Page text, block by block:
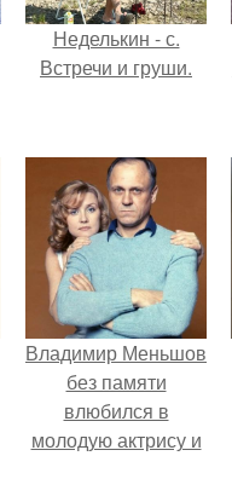
Неделькин - с.
Встречи и груши.
Владимир Меньшов
без памяти
влюбился в
молодую актрису и